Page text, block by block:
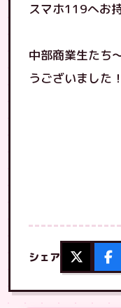
スマホ119へお
中部商業生たち
うございました！
シェア